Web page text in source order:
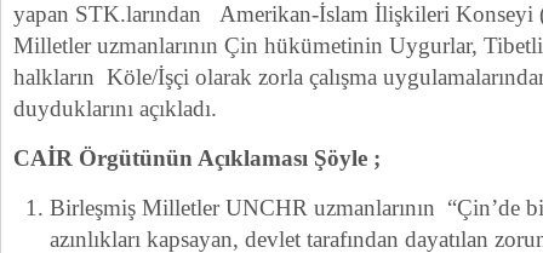
yapan STK.larından Amerikan-İslam İlişkileri
Milletler uzmanlarının Çin hükümetinin Uygurlar,
halkların Köle/İşçi olarak zorla çalışma
duyduklarını açıkladı.
CAİR Örgütünün Açıklaması Şöyle ;
Birleşmiş Milletler UNCHR uzmanlarının “Çin’de
azınlıkları kapsayan, devlet tarafından dayatılan